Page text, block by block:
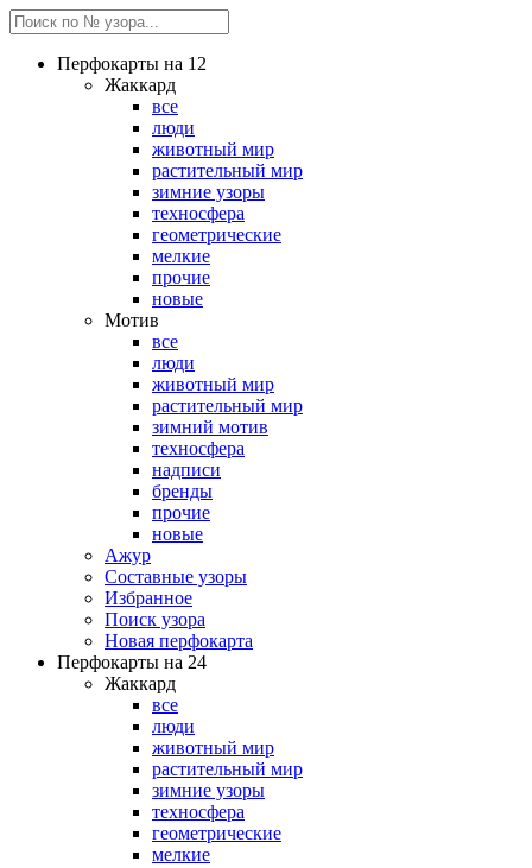
Перфокарты на 12
Жаккард
все
люди
животный мир
растительный мир
зимние узоры
техносфера
геометрические
мелкие
прочие
новые
Мотив
все
люди
животный мир
растительный мир
зимний мотив
техносфера
надписи
бренды
прочие
новые
Ажур
Составные узоры
Избранное
Поиск узора
Новая перфокарта
Перфокарты на 24
Жаккард
все
люди
животный мир
растительный мир
зимние узоры
техносфера
геометрические
мелкие